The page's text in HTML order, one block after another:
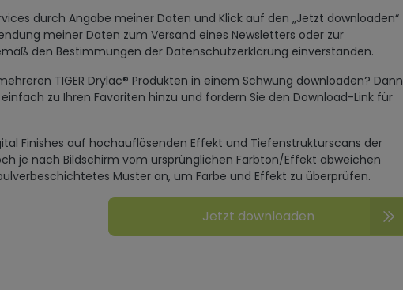
durch Angabe meiner Daten und Klick auf den „Jetzt downloaden“
meiner Daten zum Versand eines Newsletters oder zur
den Bestimmungen der Datenschutzerklärung einverstanden.
TIGER Drylac® Produkten in einem Schwung downloaden? Dann
zu Ihren Favoriten hinzu und fordern Sie den Download-Link für
Finishes auf hochauflösenden Effekt und Tiefenstrukturscans der
je nach Bildschirm vom ursprünglichen Farbton/Effekt abweichen
Muster an, um Farbe und Effekt zu überprüfen.
Jetzt downloaden